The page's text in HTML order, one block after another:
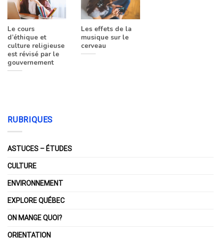
Le cours
d’éthique et
culture religieuse
est révisé par le
gouvernement
Les effets de la
musique sur le
cerveau
RUBRIQUES
ASTUCES – ÉTUDES
CULTURE
ENVIRONNEMENT
EXPLORE QUÉBEC
ON MANGE QUOI?
ORIENTATION